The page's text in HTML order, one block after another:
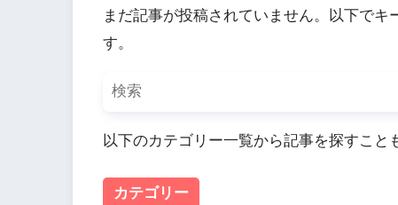
まだ記事が投稿されていません。以下で
す。
以下のカテゴリー一覧から記事を探すこと
カテゴリー